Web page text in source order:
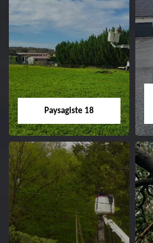
Paysagiste 18
Paysagiste 18
Artisan paysagiste 18
Cher tel: 02.52.56.49.40